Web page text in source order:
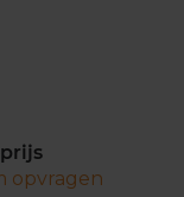
opvragen